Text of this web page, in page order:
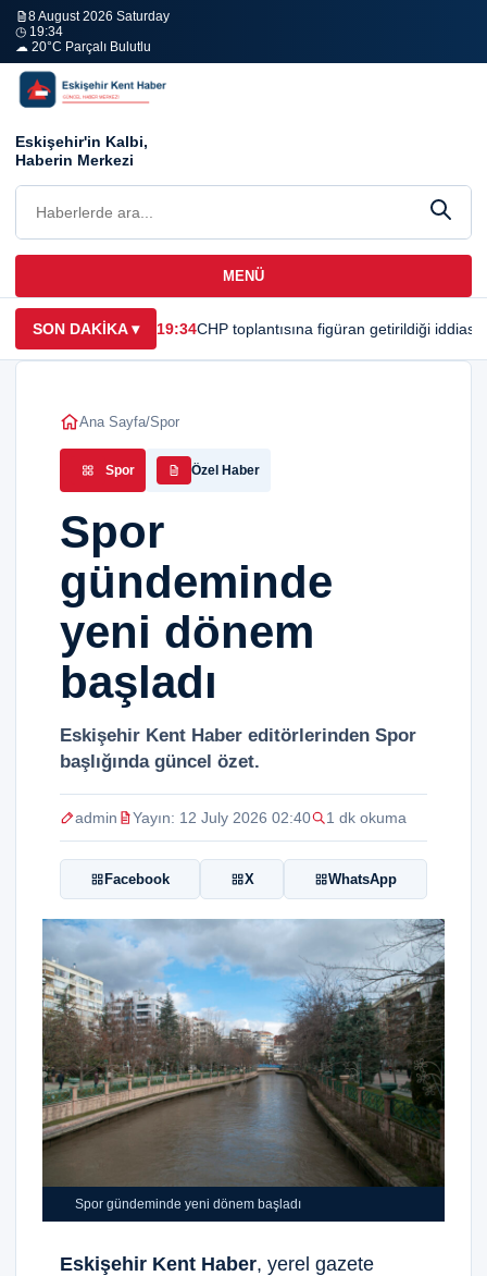
8 August 2026 Saturday
◷ 19:34
☁ 20°C Parçalı Bulutlu
Eskişehir'in Kalbi,
Haberin Merkezi
MENÜ
SON DAKİKA▾ 19:34CHP toplantısına figüran getirildiği
Ana Sayfa/Spor
Spor Özel Haber
Spor
gündeminde
yeni dönem
başladı
Eskişehir Kent Haber editörlerinden Spor
başlığında güncel özet.
admin Yayın: 12 July 2026 02:40 1 dk okuma
Facebook X WhatsApp
Spor gündeminde yeni dönem başladı
Eskişehir Kent Haber, yerel gazete